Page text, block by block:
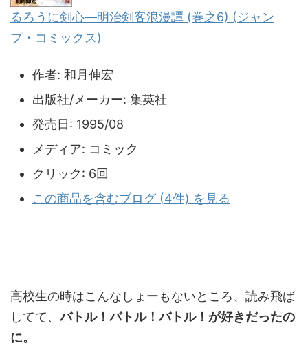
るろうに剣心―明治剣客浪漫譚 (巻之6) (ジャン
プ・コミックス)
作者: 和月伸宏
出版社/メーカー: 集英社
発売日: 1995/08
メディア: コミック
クリック: 6回
この商品を含むブログ (4件) を見る
高校生の時はこんなしょーもないところ、読み飛ば
してて、バトル！バトル！バトル！が好きだったの
に。